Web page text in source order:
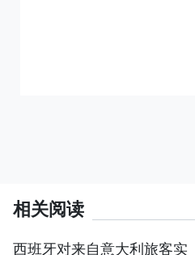
相关阅读
西班牙对来自意大利旅客实